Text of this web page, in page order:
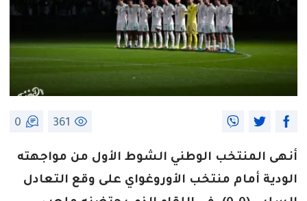
361
0
أنهى المنتخب الوطني الشوط الأول من مواجهته
الودية أمام منتخب الأوروغواي على وقع التعادل